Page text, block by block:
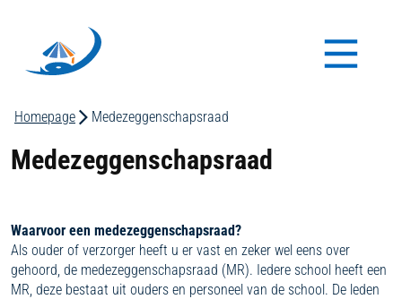
Homepage Medezeggenschapsraad
Medezeggenschapsraad
Waarvoor een medezeggenschapsraad?
Als ouder of verzorger heeft u er vast en zeker wel eens over
gehoord, de medezeggenschapsraad (MR). Iedere school heeft een
MR, deze bestaat uit ouders en personeel van de school. De leden